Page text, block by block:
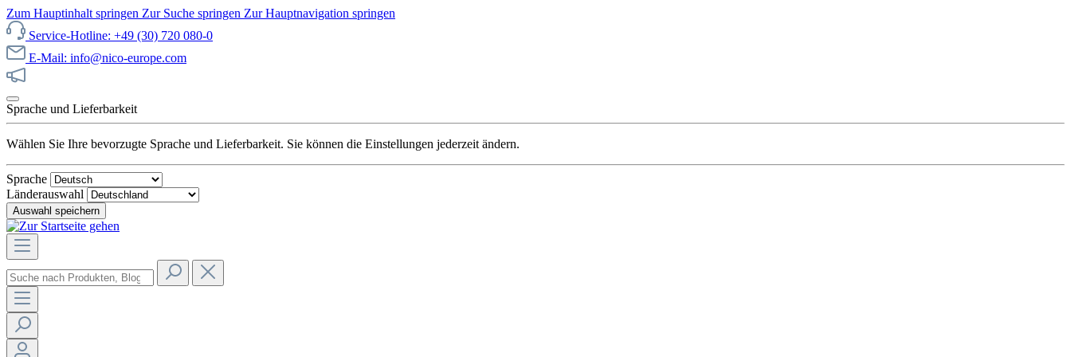
Zum Hauptinhalt springen Zur Suche springen Zur Hauptnavigation springen
Service-Hotline: +49 (30) 720 080-0
E-Mail: info@nico-europe.com
Sprache und Lieferbarkeit
Wählen Sie Ihre bevorzugte Sprache und Lieferbarkeit. Sie können die Einstellungen jederzeit ändern.
Sprache
Länderauswahl
Auswahl speichern